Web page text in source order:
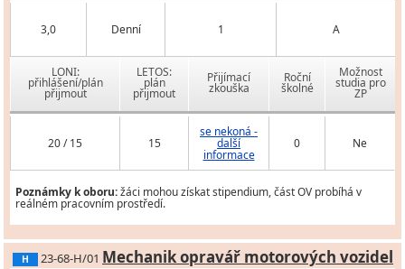
3,0 Denní 1 A
LONI:
přihlášení/plán
přijmout
LETOS:
plán
přijmout
Přijímací
zkouška
Roční
školné
Možnost
studia pro
ZP
20 / 15 15
se nekoná -
další
informace
0 Ne
Poznámky k oboru:žáci mohou získat stipendium, část OV probíhá v
reálném pracovním prostředí.
H 23-68-H/01 Mechanik opravář motorových vozidel